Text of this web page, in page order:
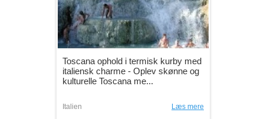
Toscana ophold i termisk kurby med
italiensk charme - Oplev skønne og
kulturelle Toscana me...
Italien Læs mere